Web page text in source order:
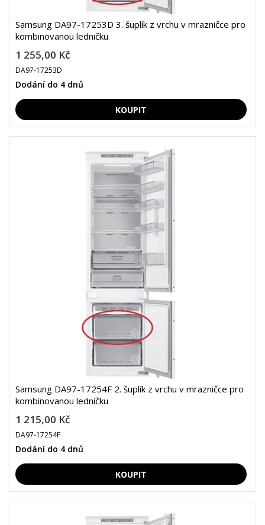
Samsung DA97-17253D 3. šuplík z vrchu v mrazničce pro
kombinovanou ledničku
1 255,00 Kč
DA97-17253D
Dodání do 4 dnů
Samsung DA97-17254F 2. šuplík z vrchu v mrazničce pro
kombinovanou ledničku
1 215,00 Kč
DA97-17254F
Dodání do 4 dnů